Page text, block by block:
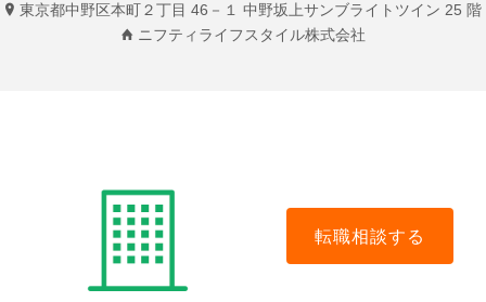
東京都中野区本町２丁目 46－１ 中野坂上サンブライトツイン 25 階
ニフティライフスタイル株式会社